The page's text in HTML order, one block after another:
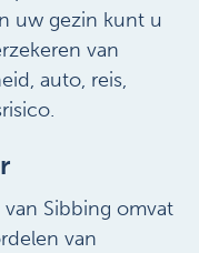
uw gezin kunt u
van
auto, reis,
Sibbing omvat
van